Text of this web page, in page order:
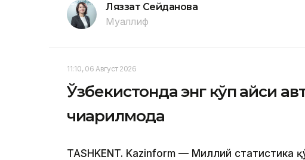
Ляззат Сейданова
Муаллиф
11:10, 06 Август 2026
Ўзбекистонда энг кўп қайси
чиқарилмоқда
TASHKENT. Kazinform — Миллий статистика